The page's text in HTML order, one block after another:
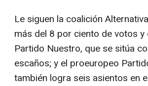
Le siguen la coalición
más del 8 por ciento de votos
Partido Nuestro, que se sitúa
escaños; y el proeuropeo
también logra seis asientos en